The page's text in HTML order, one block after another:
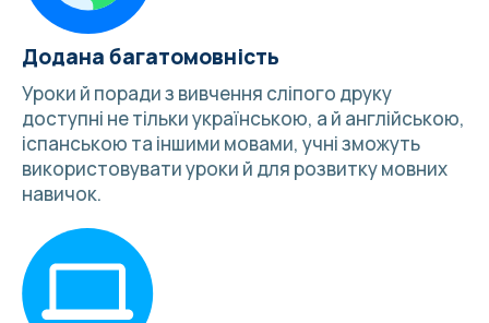
Додана багатомовність
Уроки й поради з вивчення сліпого друку
доступні не тільки українською, а й англійською,
іспанською та іншими мовами, учні зможуть
використовувати уроки й для розвитку мовних
навичок.